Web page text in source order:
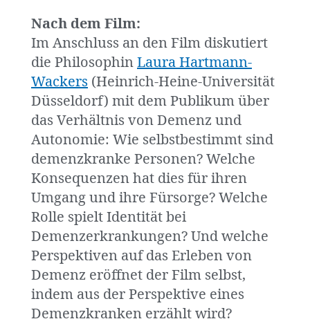
Nach dem Film:
Im Anschluss an den Film diskutiert
die Philosophin Laura Hartmann-
Wackers (Heinrich-Heine-Universität
Düsseldorf) mit dem Publikum über
das Verhältnis von Demenz und
Autonomie: Wie selbstbestimmt sind
demenzkranke Personen? Welche
Konsequenzen hat dies für ihren
Umgang und ihre Fürsorge? Welche
Rolle spielt Identität bei
Demenzerkrankungen? Und welche
Perspektiven auf das Erleben von
Demenz eröffnet der Film selbst,
indem aus der Perspektive eines
Demenzkranken erzählt wird?